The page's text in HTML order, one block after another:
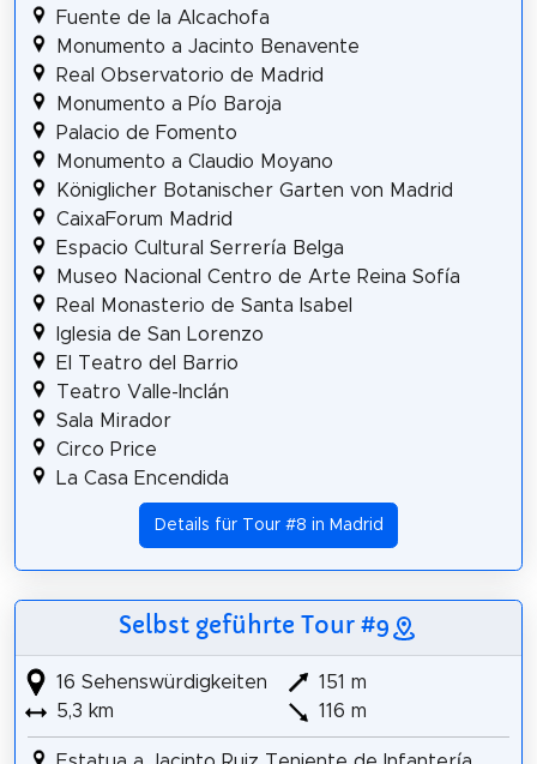
Fuente de la Alcachofa
Monumento a Jacinto Benavente
Real Observatorio de Madrid
Monumento a Pío Baroja
Palacio de Fomento
Monumento a Claudio Moyano
Königlicher Botanischer Garten von Madrid
CaixaForum Madrid
Espacio Cultural Serrería Belga
Museo Nacional Centro de Arte Reina Sofía
Real Monasterio de Santa Isabel
Iglesia de San Lorenzo
El Teatro del Barrio
Teatro Valle-Inclán
Sala Mirador
Circo Price
La Casa Encendida
Details für Tour #8 in Madrid
Selbst geführte Tour #9
16 Sehenswürdigkeiten
5,3 km
151 m
116 m